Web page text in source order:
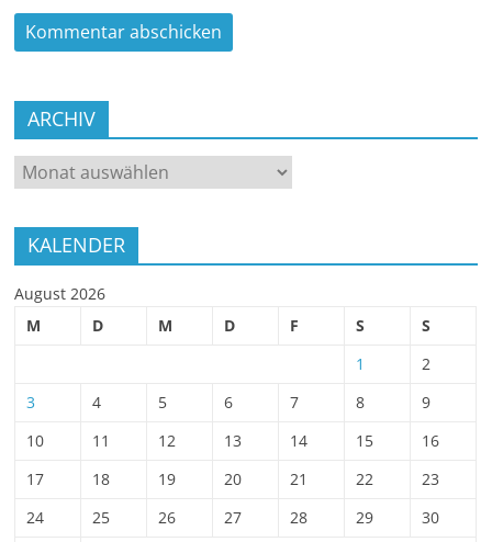
ARCHIV
ARCHIV
KALENDER
August 2026
M
D M D F S
S
1
2
3
4 5 6 7 8
9
10
11 12 13 14 15
16
17
18 19 20 21 22
23
24
25 26 27 28 29
30